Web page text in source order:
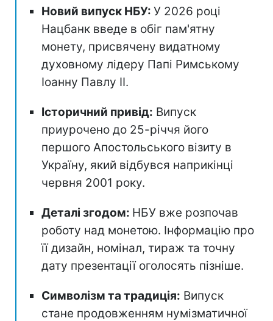
Новий випуск НБУ: У 2026 році
Нацбанк введе в обіг пам'ятну
монету, присвячену видатному
духовному лідеру Папі Римському
Іоанну Павлу II.
Історичний привід: Випуск
приурочено до 25-річчя його
першого Апостольського візиту в
Україну, який відбувся наприкінці
червня 2001 року.
Деталі згодом: НБУ вже розпочав
роботу над монетою. Інформацію про
її дизайн, номінал, тираж та точну
дату презентації оголосять пізніше.
Символізм та традиція: Випуск
стане продовженням нумізматичної